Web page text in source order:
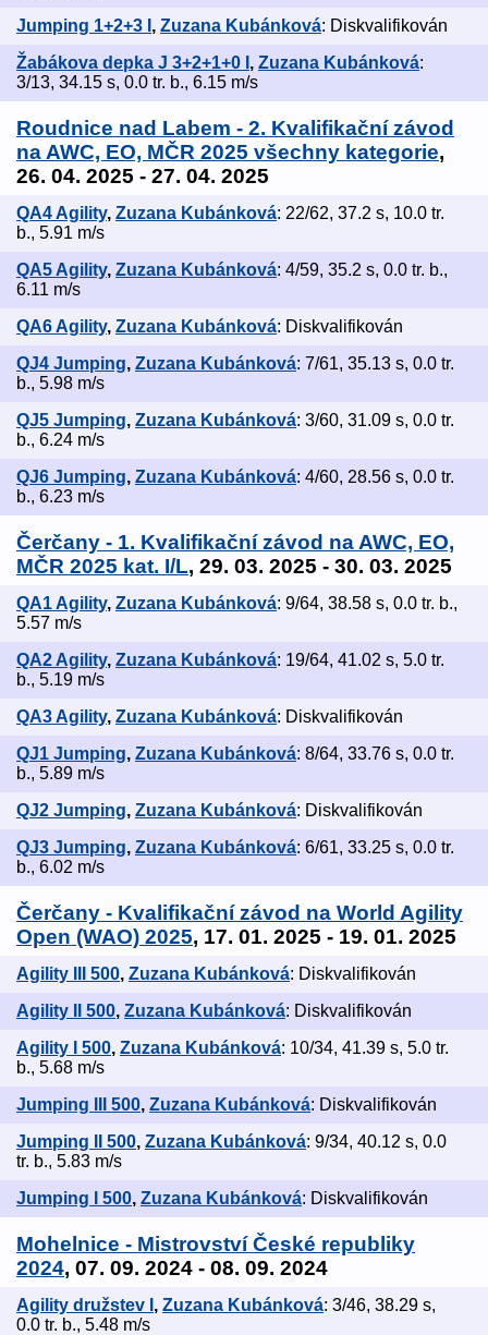
Jumping 1+2+3 I , Zuzana Kubánková: Diskvalifikován
Žabákova depka J 3+2+1+0 I , Zuzana Kubánková:
3/13, 34.15 s, 0.0 tr. b., 6.15 m/s
Roudnice nad Labem - 2. Kvalifikační závod
na AWC, EO, MČR 2025 všechny kategorie,
26. 04. 2025 - 27. 04. 2025
QA4 Agility, Zuzana Kubánková: 22/62, 37.2 s, 10.0 tr.
b., 5.91 m/s
QA5 Agility, Zuzana Kubánková: 4/59, 35.2 s, 0.0 tr. b.,
6.11 m/s
QA6 Agility, Zuzana Kubánková: Diskvalifikován
QJ4 Jumping, Zuzana Kubánková: 7/61, 35.13 s, 0.0 tr.
b., 5.98 m/s
QJ5 Jumping, Zuzana Kubánková: 3/60, 31.09 s, 0.0 tr.
b., 6.24 m/s
QJ6 Jumping, Zuzana Kubánková: 4/60, 28.56 s, 0.0 tr.
b., 6.23 m/s
Čerčany - 1. Kvalifikační závod na AWC, EO,
MČR 2025 kat. I/L, 29. 03. 2025 - 30. 03. 2025
QA1 Agility, Zuzana Kubánková: 9/64, 38.58 s, 0.0 tr. b.,
5.57 m/s
QA2 Agility, Zuzana Kubánková: 19/64, 41.02 s, 5.0 tr.
b., 5.19 m/s
QA3 Agility, Zuzana Kubánková: Diskvalifikován
QJ1 Jumping, Zuzana Kubánková: 8/64, 33.76 s, 0.0 tr.
b., 5.89 m/s
QJ2 Jumping, Zuzana Kubánková: Diskvalifikován
QJ3 Jumping, Zuzana Kubánková: 6/61, 33.25 s, 0.0 tr.
b., 6.02 m/s
Čerčany - Kvalifikační závod na World Agility
Open (WAO) 2025, 17. 01. 2025 - 19. 01. 2025
Agility III 500, Zuzana Kubánková: Diskvalifikován
Agility II 500, Zuzana Kubánková: Diskvalifikován
Agility I 500, Zuzana Kubánková: 10/34, 41.39 s, 5.0 tr.
b., 5.68 m/s
Jumping III 500, Zuzana Kubánková: Diskvalifikován
Jumping II 500, Zuzana Kubánková: 9/34, 40.12 s, 0.0
tr. b., 5.83 m/s
Jumping I 500, Zuzana Kubánková: Diskvalifikován
Mohelnice - Mistrovství České republiky
2024, 07. 09. 2024 - 08. 09. 2024
Agility družstev I , Zuzana Kubánková: 3/46, 38.29 s,
0.0 tr. b., 5.48 m/s